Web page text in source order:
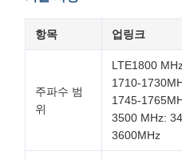
항목 업링크
주파수 범
위
LTE1800
1710-
1745-
3500 MHz:
3600MHz